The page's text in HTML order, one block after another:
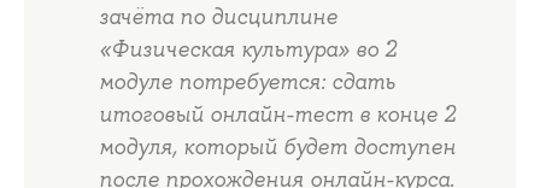
зачёта по дисциплине
«Физическая культура» во 2
модуле потребуется: сдать
итоговый онлайн-тест в конце 2
модуля, который будет доступен
после прохождения онлайн-курса.